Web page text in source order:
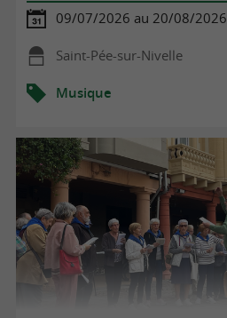
09/07/2026 au 20/08/2026
Saint-Pée-sur-Nivelle
Musique